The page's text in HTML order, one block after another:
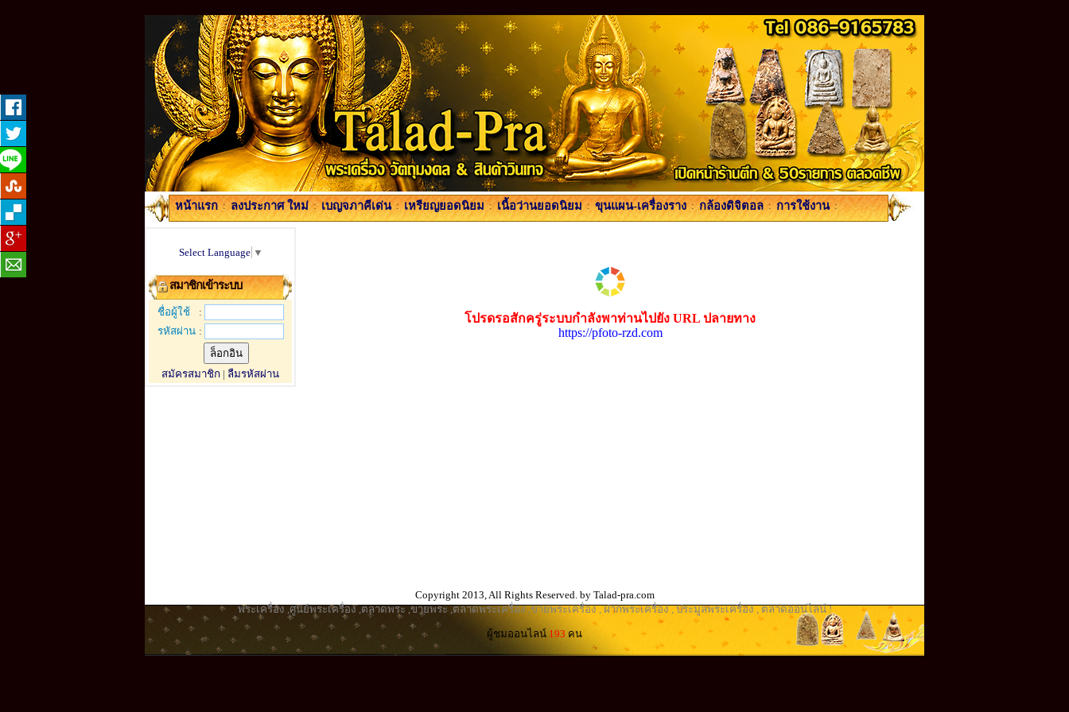
หน้าแรก : ลงประกาศ ใหม่ : เบญจภาคีเด่น : เหรียญยอดนิยม : เนื้อว่านยอดนิยม : ขุนแผน-เครื่องราง : กล้องดิจิตอล : การใช้งาน :
Select Language ▼
สมาชิกเข้าระบบ
ชื่อผู้ใช้
:
รหัสผ่าน :
สมัครสมาชิก | ลืมรหัสผ่าน
โปรดรอสักครู่ระบบกำลังพาท่านไปยัง URL ปลายทาง
https://pfoto-rzd.com
Copyright 2013, All Rights Reserved. by Talad-pra.com
พระเครื่อง ,ศูนย์พระเครื่อง,ตลาดพระ ,ขายพระ ,ตลาดพระเครื่อง ,ขายพระเครื่อง, ฝากพระเครื่อง, ประมูลพระเครื่อง , ตลาดออนไลน์ !
ผู้ชมออนไลน์ 193 คน